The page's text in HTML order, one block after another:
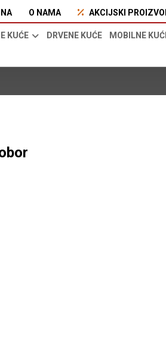
O NAMA AKCIJSKI
KUĆE DRVENE KUĆE MOBILNE